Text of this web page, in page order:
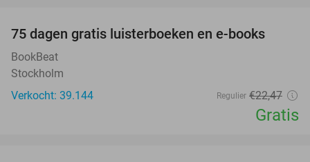
75 dagen gratis luisterboeken en e-books
BookBeat
Stockholm
Verkocht: 39.144
Regulier €22,47
Gratis